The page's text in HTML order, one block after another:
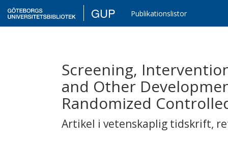
GUP Publikationslistor
Screening,
and Other
Randomized
Artikel i vetenskaplig tidskrift,